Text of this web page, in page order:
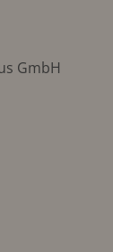
GmbH